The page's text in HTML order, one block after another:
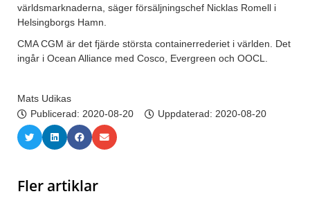
världsmarknaderna, säger försäljningschef Nicklas Romell i
Helsingborgs Hamn.
CMA CGM är det fjärde största containerrederiet i världen. Det
ingår i Ocean Alliance med Cosco, Evergreen och OOCL.
Mats Udikas
Publicerad: 2020-08-20 Uppdaterad: 2020-08-20
Fler artiklar